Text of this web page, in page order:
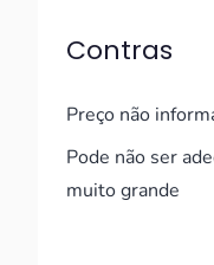
Contras
Preço não
Pode não ser
muito grande